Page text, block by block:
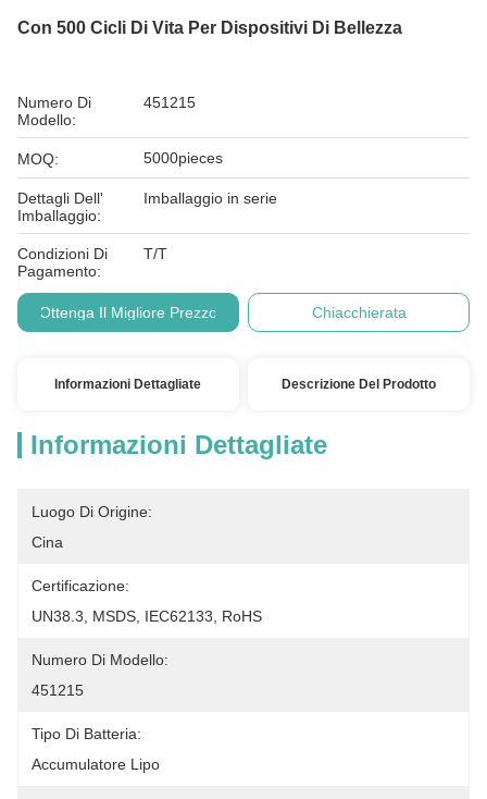
Con 500 Cicli Di Vita Per Dispositivi Di Bellezza
Numero Di
Modello:
451215
MOQ: 5000pieces
Dettagli Dell'
Imballaggio:
Imballaggio in serie
Condizioni Di
Pagamento:
T/T
Ottenga Il Migliore Prezzo Chiacchierata
Informazioni Dettagliate Descrizione Del Prodotto
Informazioni Dettagliate
Luogo Di Origine:
Cina
Certificazione:
UN38.3, MSDS, IEC62133, RoHS
Numero Di Modello:
451215
Tipo Di Batteria:
Accumulatore Lipo